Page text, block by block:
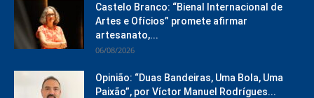
Castelo Branco: “Bienal Internacional de
Artes e Ofícios” promete afirmar
artesanato,...
06/08/2026
Opinião: “Duas Bandeiras, Uma Bola, Uma
Paixão”, por Víctor Manuel Rodrígues...